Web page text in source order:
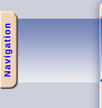
Navigation